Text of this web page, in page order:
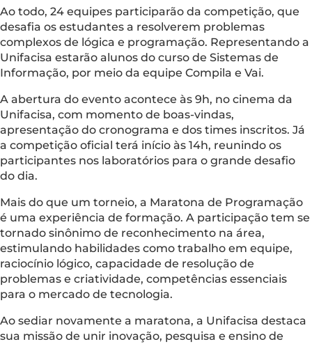
Ao todo, 24 equipes participarão da competição, que
desafia os estudantes a resolverem problemas
complexos de lógica e programação. Representando a
Unifacisa estarão alunos do curso de Sistemas de
Informação, por meio da equipe Compila e Vai.
A abertura do evento acontece às 9h, no cinema da
Unifacisa, com momento de boas-vindas,
apresentação do cronograma e dos times inscritos. Já
a competição oficial terá início às 14h, reunindo os
participantes nos laboratórios para o grande desafio
do dia.
Mais do que um torneio, a Maratona de Programação
é uma experiência de formação. A participação tem se
tornado sinônimo de reconhecimento na área,
estimulando habilidades como trabalho em equipe,
raciocínio lógico, capacidade de resolução de
problemas e criatividade, competências essenciais
para o mercado de tecnologia.
Ao sediar novamente a maratona, a Unifacisa destaca
sua missão de unir inovação, pesquisa e ensino de